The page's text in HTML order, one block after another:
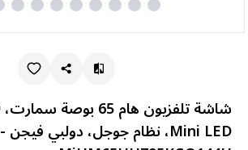
Mini LED، نظام جوجل، دولبي فيجن -